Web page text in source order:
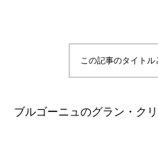
この記事のタイト
ブルゴーニュのグラン・ク